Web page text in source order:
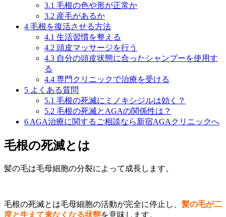
3.1 毛根の色や形が正常か
3.2 産毛があるか
4 毛根を復活させる方法
4.1 生活習慣を整える
4.2 頭皮マッサージを行う
4.3 自分の頭皮状態に合ったシャンプーを使用す
る
4.4 専門クリニックで治療を受ける
5 よくある質問
5.1 毛根の死滅にミノキシジルは効く？
5.2 毛根の死滅とAGAの関係性は？
6 AGA治療に関するご相談なら新宿AGAクリニックへ
毛根の死滅とは
髪の毛は毛母細胞の分裂によって成長します。
毛根の死滅とは毛母細胞の活動が完全に停止し、 髪の毛が二
度と生えて来なくなる状態を意味します。